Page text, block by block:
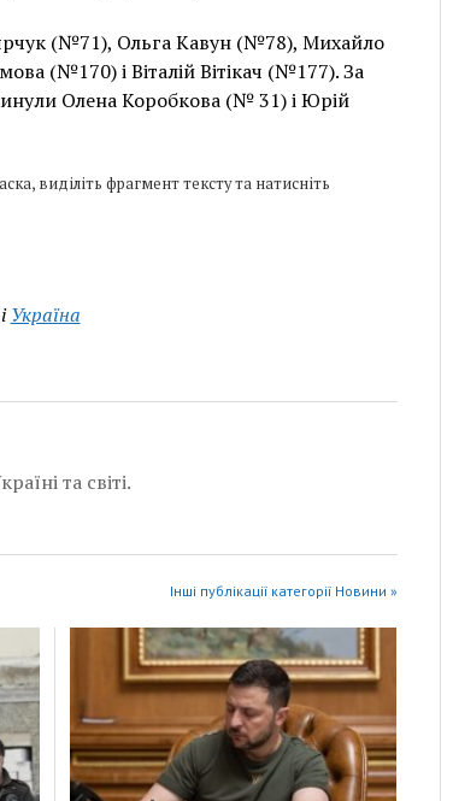
(№71), Ольга Кавун (№78), Михайло
(№170) і Віталій Вітікач (№177). За
Олена Коробкова (№ 31) і Юрій
виділіть фрагмент тексту та натисніть
іУкраїна
та світі.
Інші публікації категорії Новини »